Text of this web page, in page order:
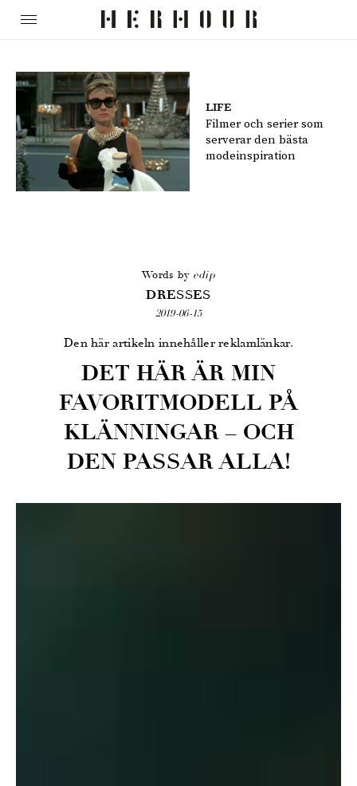
LIFE
Filmer och serier som
serverar den bästa
modeinspiration
Words by edip
DRESSES
2019-06-15
Den här artikeln innehåller reklamlänkar.
DET HÄR ÄR MIN
FAVORITMODELL PÅ
KLÄNNINGAR – OCH
DEN PASSAR ALLA!